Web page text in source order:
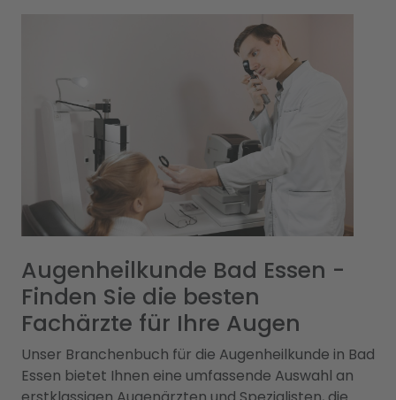
Augenheilkunde Bad Essen -
Finden Sie die besten
Fachärzte für Ihre Augen
Unser Branchenbuch für die Augenheilkunde in Bad
Essen bietet Ihnen eine umfassende Auswahl an